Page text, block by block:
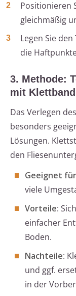
Positionieren
gleichmäßig
Legen Sie
die
3. Methode:
mit Klettband
Das Verlegen
besonders
Lösungen.
den
Geeignet für
viele
Vorteile:
einfacher
Boden.
Nachteile:
und ggf.
in der